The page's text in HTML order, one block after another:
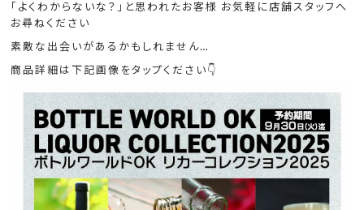
「よくわからないな？」と思われたお客様 お気軽に店舗スタッフへ
お尋ねください
素敵な出会いがあるかもしれません…
商品詳細は下記画像をタップください👇